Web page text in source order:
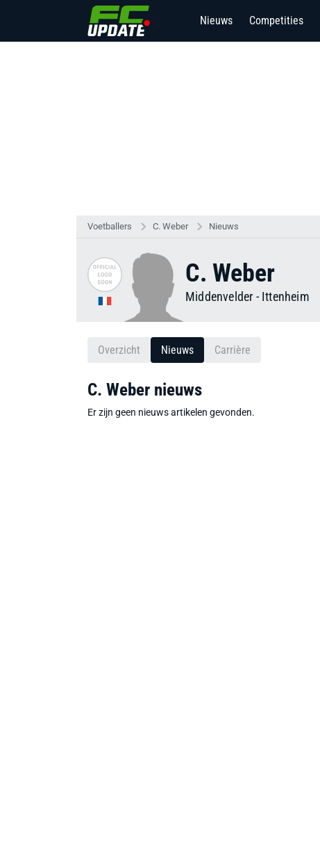
Nieuws Competities
Voetballers C. Weber Nieuws
C. Weber
Middenvelder - Ittenheim
Overzicht Nieuws Carrière
C. Weber nieuws
Er zijn geen nieuws artikelen gevonden.